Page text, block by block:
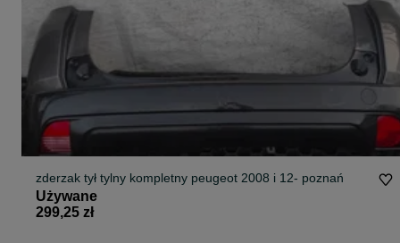
zderzak tył tylny kompletny peugeot 2008 i 12- poznań
Używane
299,25 zł